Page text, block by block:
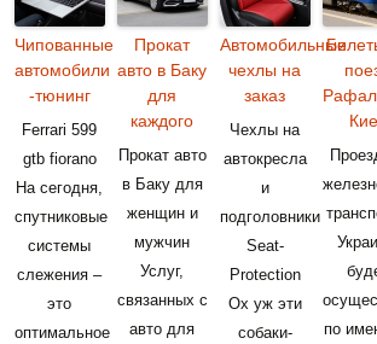
Чипованные
автомобили
-тюнинг
Ferrari 599
gtb fiorano
На сегодня,
спутниковые
системы
слежения –
это
оптимальное
Прокат
авто в Баку
для
каждого
Прокат авто
в Баку для
женщин и
мужчин
Услуг,
связанных с
авто для
Автомобильные
чехлы на
заказ
Чехлы на
автокресла
и
подголовники
Seat-
Protection
Ох уж эти
собаки-
по